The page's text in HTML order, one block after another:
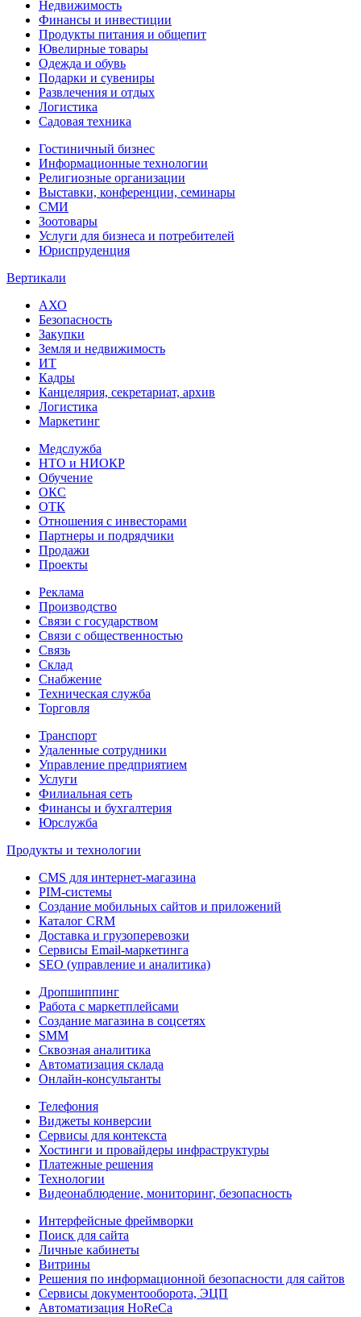
Недвижимость
Финансы и инвестиции
Продукты питания и общепит
Ювелирные товары
Одежда и обувь
Подарки и сувениры
Развлечения и отдых
Логистика
Садовая техника
Гостиничный бизнес
Информационные технологии
Религиозные организации
Выставки, конференции, семинары
СМИ
Зоотовары
Услуги для бизнеса и потребителей
Юриспруденция
Вертикали
АХО
Безопасность
Закупки
Земля и недвижимость
ИТ
Кадры
Канцелярия, секретариат, архив
Логистика
Маркетинг
Медслужба
НТО и НИОКР
Обучение
ОКС
ОТК
Отношения с инвесторами
Партнеры и подрядчики
Продажи
Проекты
Реклама
Производство
Связи с государством
Связи с общественностью
Связь
Склад
Снабжение
Техническая служба
Торговля
Транспорт
Удаленные сотрудники
Управление предприятием
Услуги
Филиальная сеть
Финансы и бухгалтерия
Юрслужба
Продукты и технологии
CMS для интернет-магазина
PIM-системы
Создание мобильных сайтов и приложений
Каталог CRM
Доставка и грузоперевозки
Сервисы Email-маркетинга
SEO (управление и аналитика)
Дропшиппинг
Работа с маркетплейсами
Создание магазина в соцсетях
SMM
Сквозная аналитика
Автоматизация склада
Онлайн-консультанты
Телефония
Виджеты конверсии
Сервисы для контекста
Хостинги и провайдеры инфраструктуры
Платежные решения
Технологии
Видеонаблюдение, мониторинг, безопасность
Интерфейсные фреймворки
Поиск для сайта
Личные кабинеты
Витрины
Решения по информационной безопасности для сайтов
Сервисы документооборота, ЭЦП
Автоматизация HoReCa